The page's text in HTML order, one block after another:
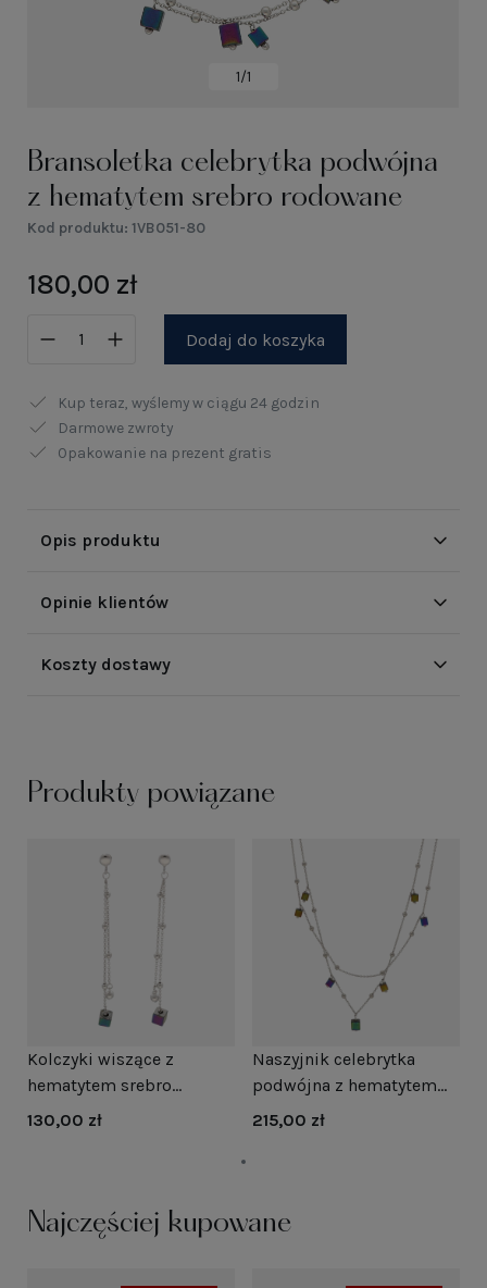
1/1
Bransoletka celebrytka podwójna
z hematytem srebro rodowane
Kod produktu: 1VB051-80
180,00 zł
Dodaj do koszyka
Kup teraz, wyślemy w ciągu 24 godzin
Darmowe zwroty
Opakowanie na prezent gratis
Opis produktu
Opinie klientów
Koszty dostawy
Produkty powiązane
Kolczyki wiszące z
hematytem srebro
rodowane
130,00 zł
Naszyjnik celebrytka
podwójna z hematytem
srebro rodowane
215,00 zł
Najczęściej kupowane